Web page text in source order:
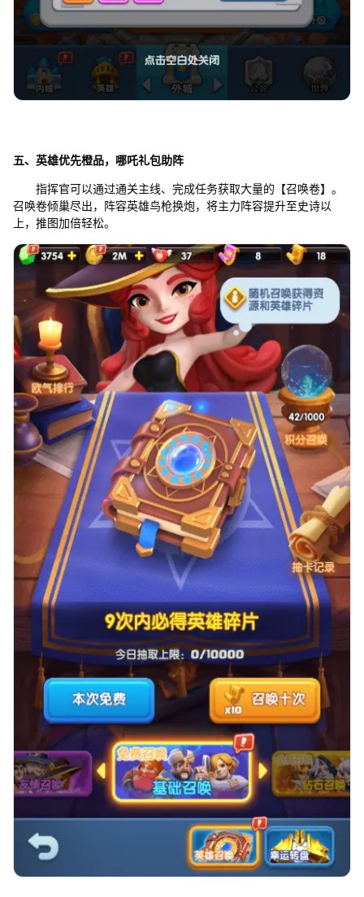
五、英雄优先橙品，哪吒礼包助阵
指挥官可以通过通关主线、完成任务获取大量的【召唤卷】。
召唤卷倾巢尽出，阵容英雄鸟枪换炮，将主力阵容提升至史诗以
上，推图加倍轻松。